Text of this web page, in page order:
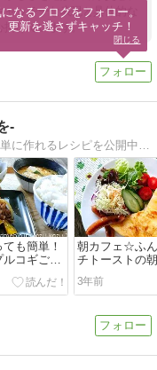
ッチーな表現と具体的な
掛けています。
-
キッチンパフォーマーきょうこが 簡単に作れるレシピを公開中。看板犬のお二人さんが今日もみんなをお待ちしております。ぜひ、楽しんで行ってね…
も簡単！
ルコギごは
朝カフェ☆ふ
チトーストの
3年前
になるブログをフォロー。
更新を逃さずキャッチ！
閉じる